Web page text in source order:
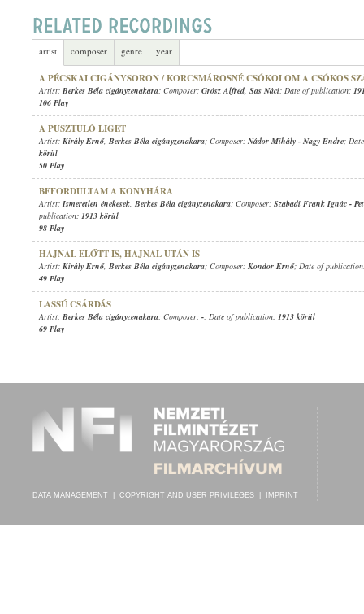
artist composer genre year
A PÉCSKAI CIGÁNYSORON / KORCSMÁROSNÉ CSÓKOLOM A CSÓKOS
Artist: Berkes Béla cigányzenakara; Composer: Grósz Alfréd, Sas Náci; Date of publication:
106 Play
A PUSZTULÓ LIGET
Artist: Király Ernő, Berkes Béla cigányzenakara; Composer: Nádor Mihály - Nagy Endre;
körül
50 Play
BEFORDULTAM A KONYHÁRA
Artist: Ismeretlen énekesek, Berkes Béla cigányzenakara; Composer: Szabadi Frank Ignác -
publication: 1913 körül
98 Play
HAJNAL ELŐTT IS, HAJNAL UTÁN IS
Artist: Király Ernő, Berkes Béla cigányzenakara; Composer: Kondor Ernő; Date of
49 Play
LASSÚ CSÁRDÁS
Artist: Berkes Béla cigányzenakara; Composer: -; Date of publication: 1913 körül
69 Play
DATA MANAGEMENT COPYRIGHT AND USER PRIVILEGES IMPRINT